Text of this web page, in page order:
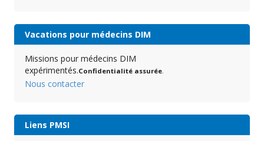
Vacations pour médecins DIM
Missions pour médecins DIM
expérimentés.Confidentialité assurée.
Nous contacter
Liens PMSI